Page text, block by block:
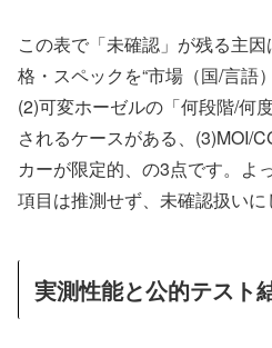
この表で「未確認」が残る主
格・スペックを“市場（国/言語
(2)可変ホーゼルの「何段階/何
されるケースがある、(3)MOI/
カーが限定的、の3点です。よ
項目は推測せず、未確認扱いに
実測性能と公的テスト